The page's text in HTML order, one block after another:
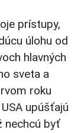
prístupy,
úlohu od
hlavných
sveta a
roku
upúšťajú
nechcú byť